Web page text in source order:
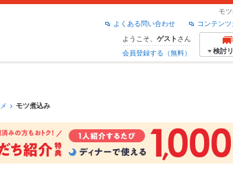
モ
コンテンツ
よくある問い合わせ
ようこそ、 ゲスト さん
会員登録する（無料）
検討
モツ煮込み